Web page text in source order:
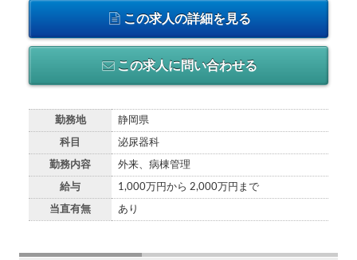
この求人の詳細を見る
この求人に問い合わせる
勤務地 静岡県
科目 泌尿器科
勤務内容 外来、病棟管理
給与 1,000万円から 2,000万円まで
当直有無 あり